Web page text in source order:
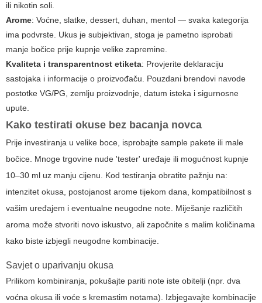
ili nikotin soli.
Arome: Voćne, slatke, dessert, duhan, mentol — svaka kategorija
ima podvrste. Ukus je subjektivan, stoga je pametno isprobati
manje bočice prije kupnje velike zapremine.
Kvaliteta i transparentnost etiketa: Provjerite deklaraciju
sastojaka i informacije o proizvođaču. Pouzdani brendovi navode
postotke VG/PG, zemlju proizvodnje, datum isteka i sigurnosne
upute.
Kako testirati okuse bez bacanja novca
Prije investiranja u velike boce, isprobajte sample pakete ili male
bočice. Mnoge trgovine nude 'tester' uređaje ili mogućnost kupnje
10–30 ml uz manju cijenu. Kod testiranja obratite pažnju na:
intenzitet okusa, postojanost arome tijekom dana, kompatibilnost s
vašim uređajem i eventualne neugodne note. Miješanje različitih
aroma može stvoriti novo iskustvo, ali započnite s malim količinama
kako biste izbjegli neugodne kombinacije.
Savjet o uparivanju okusa
Prilikom kombiniranja, pokušajte pariti note iste obitelji (npr. dva
voćna okusa ili voće s kremastim notama). Izbjegavajte kombinacije